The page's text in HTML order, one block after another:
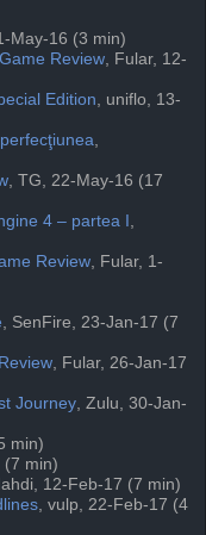
May-16 (3 min)
Review, Fular, 12-
Edition, uniflo, 13-
,
, TG, 22-May-16 (17
4 – partea I ,
Review, Fular, 1-
, SenFire, 23-Jan-17 (7
, Fular, 26-Jan-17
Journey, Zulu, 30-Jan-
min)
(7 min)
12-Feb-17 (7 min)
, vulp, 22-Feb-17 (4